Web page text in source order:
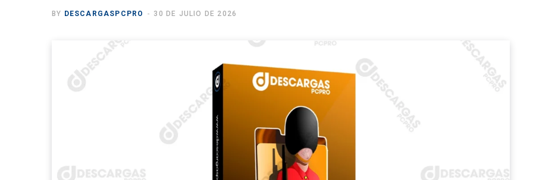
BY DESCARGASPCPRO 30 DE JULIO DE 2026